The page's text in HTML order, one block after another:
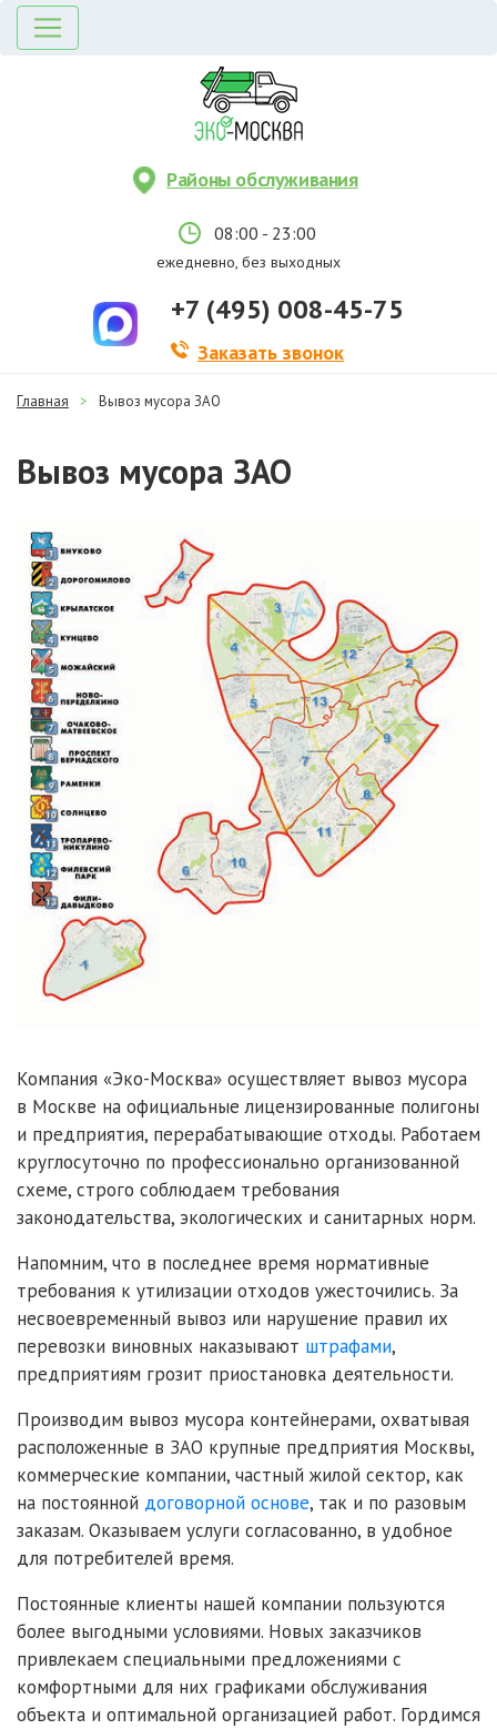
Районы обслуживания
08:00 - 23:00
ежедневно, без выходных
+7 (495) 008-45-75
Заказать звонок
Главная > Вывоз мусора ЗАО
Вывоз мусора ЗАО
Компания «Эко-Москва» осуществляет вывоз мусора
в Москве на официальные лицензированные полигоны
и предприятия, перерабатывающие отходы. Работаем
круглосуточно по профессионально организованной
схеме, строго соблюдаем требования
законодательства, экологических и санитарных норм.
Напомним, что в последнее время нормативные
требования к утилизации отходов ужесточились. За
несвоевременный вывоз или нарушение правил их
перевозки виновных наказывают штрафами,
предприятиям грозит приостановка деятельности.
Производим вывоз мусора контейнерами, охватывая
расположенные в ЗАО крупные предприятия Москвы,
коммерческие компании, частный жилой сектор, как
на постоянной договорной основе, так и по разовым
заказам. Оказываем услуги согласованно, в удобное
для потребителей время.
Постоянные клиенты нашей компании пользуются
более выгодными условиями. Новых заказчиков
привлекаем специальными предложениями с
комфортными для них графиками обслуживания
объекта и оптимальной организацией работ. Гордимся